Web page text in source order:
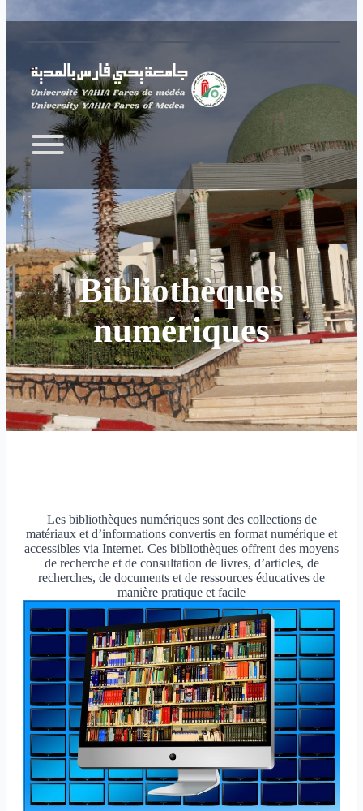
Bibliothèques
numériques
Les bibliothèques numériques sont des collections de
matériaux et d’informations convertis en format numérique et
accessibles via Internet. Ces bibliothèques offrent des moyens
de recherche et de consultation de livres, d’articles, de
recherches, de documents et de ressources éducatives de
manière pratique et facile